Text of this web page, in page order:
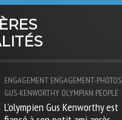
ENGAGEMENT ENGAGEMENT-PHOTOS
GUS-KENWORTHY OLYMPIAN PEOPLE
L'olympien Gus Kenworthy est